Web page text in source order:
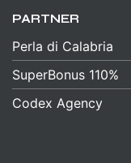
PARTNER
Perla di Calabria
SuperBonus 110%
Codex Agency